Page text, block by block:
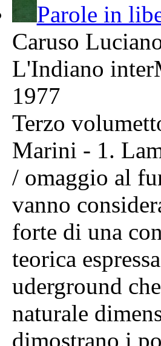
Parole in
Caruso
L'Indiano
1977
Terzo
Marini - 1.
/ omaggio al
vanno
forte di una
teorica
uderground
naturale
dimostrano i